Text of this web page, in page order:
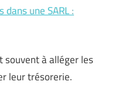
dans une SARL :
souvent à alléger les
leur trésorerie.